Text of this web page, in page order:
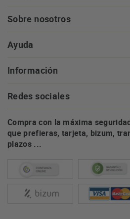
Sobre nosotros
Ayuda
Información
Redes sociales
Compra con la máxima
que prefieras, tarjeta, bizum,
plazos ...